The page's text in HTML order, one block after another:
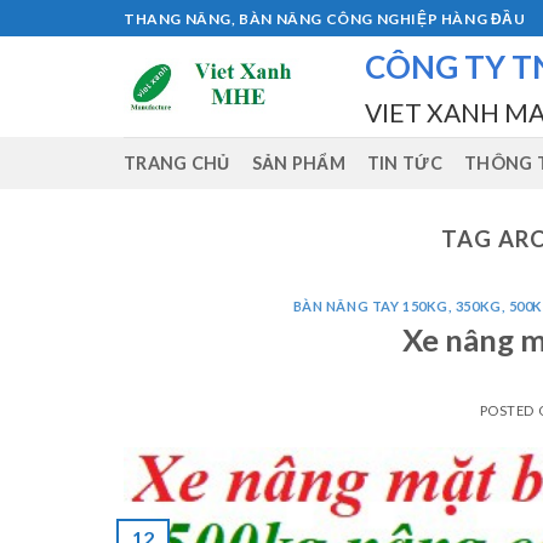
to
THANG NÂNG, BÀN NÂNG CÔNG NGHIỆP HÀNG ĐẦU
CÔNG TY
VIET XANH
TRANG CHỦ SẢN PHẨM TIN TỨC THÔNG
TAG
BÀN NÂNG TAY 150KG, 350KG,
Xe nâng
POSTED
12